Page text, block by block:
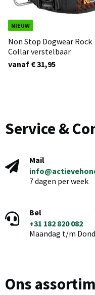
NIEUW
Non Stop Dogwear Rock
Collar verstelbaar
vanaf € 31,95
Service &
Mail
7 dagen per week
Bel
+31 182 820 082
Maandag t/m
Ons